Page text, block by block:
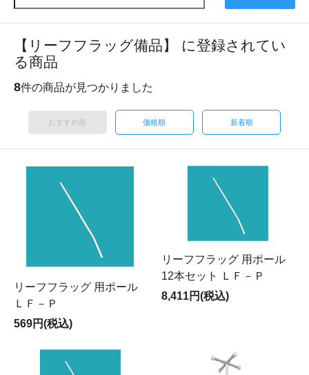
【リーフフラッグ備品】 に登録されてい
る商品
8件の商品が見つかりました
おすすめ順 価格順 新着順
リーフフラッグ 用ポール
ＬＦ－Ｐ
569円(税込)
リーフフラッグ 用ポール
12本セット ＬＦ－Ｐ
8,411円(税込)